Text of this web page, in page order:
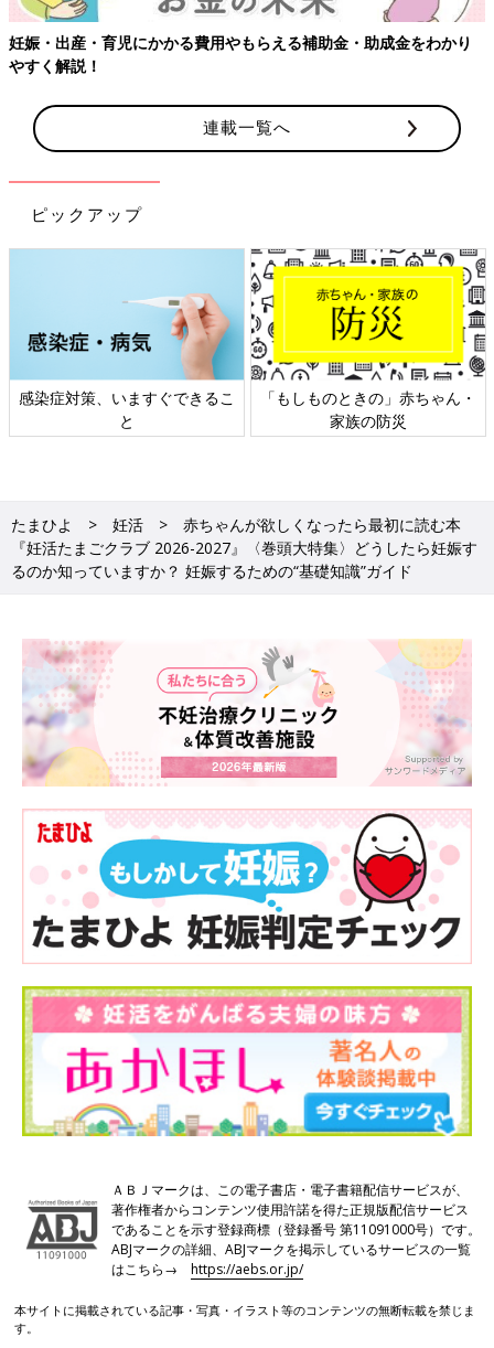
【ワクチン接種できるものも】妊婦の感染症対策、知っておいて！
連載一覧へ
ピックアップ
日本外来小児科学会リーフレッ
ト検討会
六星占術 細木かおりさんの人生
相談
たまひよ 妊活
赤ちゃんが欲しくなったら最初に読む本
『妊活たまごクラブ 2026-2027』〈巻頭大特集〉どうしたら妊娠す
るのか知っていますか？ 妊娠するための“基礎知識”ガイド
ＡＢＪマークは、この電子書店・電子書籍配信サービスが、
著作権者からコンテンツ使用許諾を得た正規版配信サービス
であることを示す登録商標（登録番号 第11091000号）です。
ABJマークの詳細、ABJマークを掲示しているサービスの一覧
はこちら→https://aebs.or.jp/
本サイトに掲載されている記事・写真・イラスト等のコンテンツの無断転載を禁じま
す。